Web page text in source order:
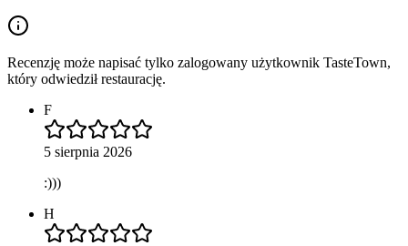
Recenzję może napisać tylko zalogowany użytkownik TasteTown,
który odwiedził restaurację.
F
5 sierpnia 2026
:)))
H